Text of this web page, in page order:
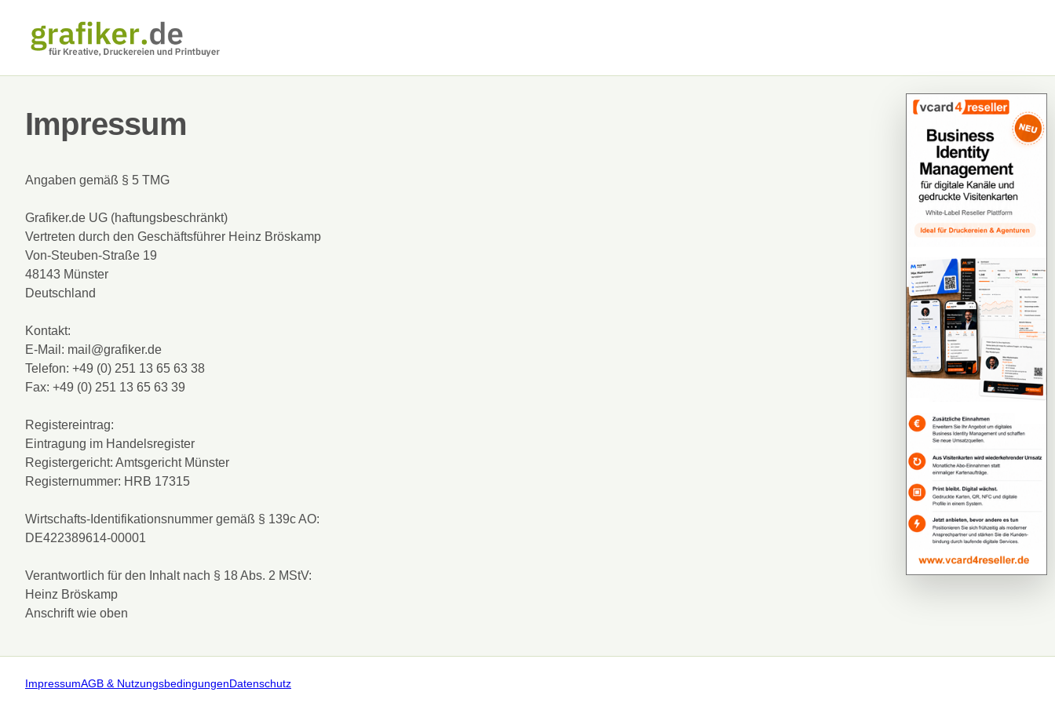
Impressum
Angaben gemäß § 5 TMG
Grafiker.de UG (haftungsbeschränkt)
Vertreten durch den Geschäftsführer Heinz Bröskamp
Von-Steuben-Straße 19
48143 Münster
Deutschland
Kontakt:
E-Mail: mail@grafiker.de
Telefon: +49 (0) 251 13 65 63 38
Fax: +49 (0) 251 13 65 63 39
Registereintrag:
Eintragung im Handelsregister
Registergericht: Amtsgericht Münster
Registernummer: HRB 17315
Wirtschafts-Identifikationsnummer gemäß § 139c AO:
DE422389614-00001
Verantwortlich für den Inhalt nach § 18 Abs. 2 MStV:
Heinz Bröskamp
Anschrift wie oben
ImpressumAGB & NutzungsbedingungenDatenschutz